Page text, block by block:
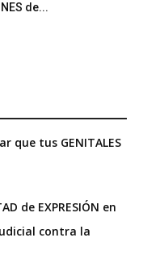
de...
que tus GENITALES
de EXPRESIÓN en
contra la